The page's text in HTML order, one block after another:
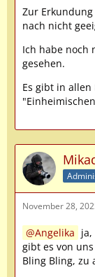
Zur
nach nicht
Ich habe noch
gesehen.
Es gibt in
November 28,
Angelika
gibt es von
Bling Bling, zu